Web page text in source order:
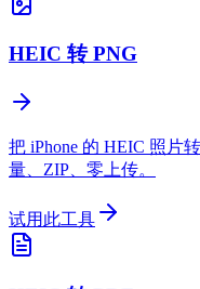
HEIC 转 PNG
把 iPhone 的 HEIC 照片
量、ZIP、零上传。
试用此工具